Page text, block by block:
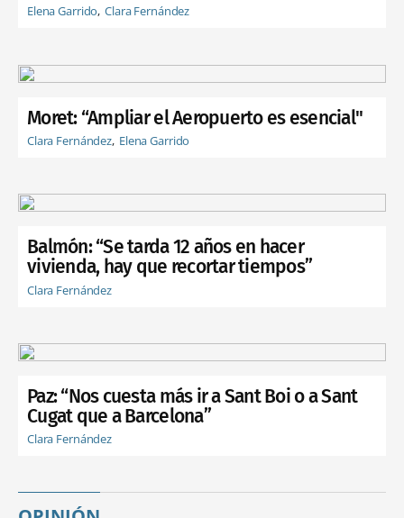
Elena Garrido Clara Fernández
Moret: “Ampliar el Aeropuerto es esencial"
Clara Fernández Elena Garrido
Balmón: “Se tarda 12 años en hacer
vivienda, hay que recortar tiempos”
Clara Fernández
Paz: “Nos cuesta más ir a Sant Boi o a Sant
Cugat que a Barcelona”
Clara Fernández